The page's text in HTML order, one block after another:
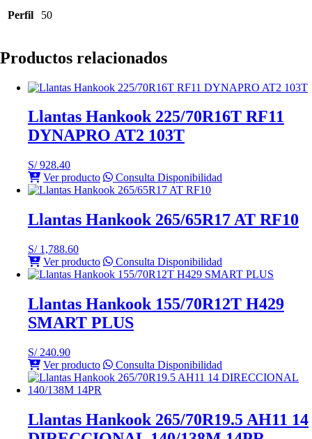
Perfil 50
Productos relacionados
Llantas Hankook 225/70R16T RF11
DYNAPRO AT2 103T
S/928.40
Ver producto
Consulta Disponibilidad
Llantas Hankook 265/65R17 AT RF10
S/1,788.60
Ver producto
Consulta Disponibilidad
Llantas Hankook 155/70R12T H429
SMART PLUS
S/240.90
Ver producto
Consulta Disponibilidad
Llantas Hankook 265/70R19.5 AH11 14